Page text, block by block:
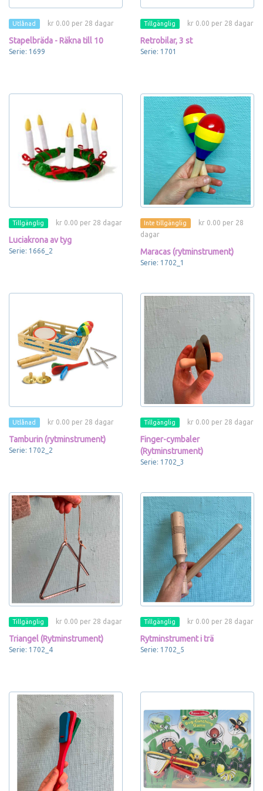
Utlånad kr 0.00 per 28 dagar
Stapelbräda - Räkna till 10
Serie: 1699
Tillgänglig kr 0.00 per 28 dagar
Retrobilar, 3 st
Serie: 1701
Tillgänglig kr 0.00 per 28 dagar
Luciakrona av tyg
Serie: 1666_2
Inte tillgänglig
kr 0.00 per 28
dagar
Maracas (rytminstrument)
Serie: 1702_1
Utlånad kr 0.00 per 28 dagar
Tamburin (rytminstrument)
Serie: 1702_2
Tillgänglig kr 0.00 per 28 dagar
Finger-cymbaler
(Rytminstrument)
Serie: 1702_3
Tillgänglig kr 0.00 per 28 dagar
Triangel (Rytminstrument)
Serie: 1702_4
Tillgänglig kr 0.00 per 28 dagar
Rytminstrument i trä
Serie: 1702_5